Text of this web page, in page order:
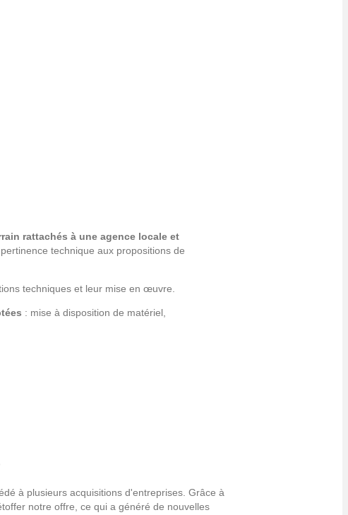
rattachés à une agence locale et
technique aux propositions de
techniques et leur mise en œuvre.
: mise à disposition de matériel,
à plusieurs acquisitions d'entreprises. Grâce à
notre offre, ce qui a généré de nouvelles